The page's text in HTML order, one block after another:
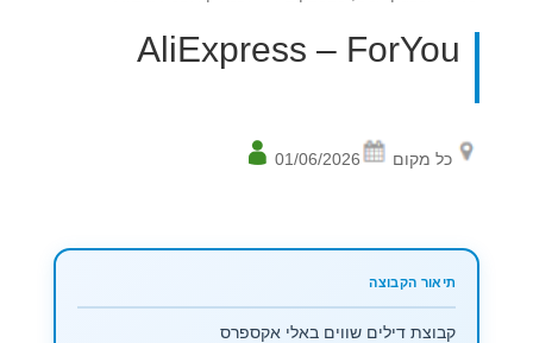
AliExpress – ForYou
כל מקום 01/06/2026
קבוצת דילים שווים באלי אקספרס